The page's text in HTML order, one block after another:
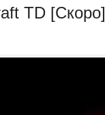
TD [Скоро]